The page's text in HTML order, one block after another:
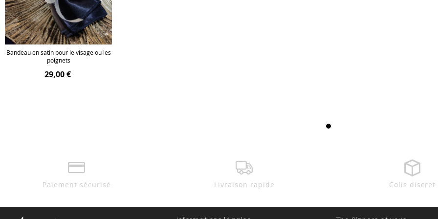
Bandeau en satin pour le visage ou les
poignets
29,00 €
Paiement sécurisé Livraison rapide Colis discret